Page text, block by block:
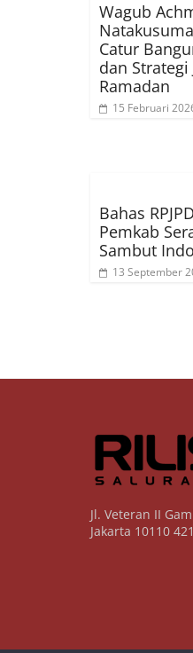
Wagub
Catur
dan Strategi
Ramadan
15 Februari
Bahas
Pemkab
Sambut
13 September
Jl. Veteran II
Jakarta 10110